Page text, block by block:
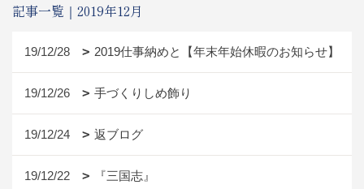
記事一覧｜2019年12月
19/12/28 2019仕事納めと【年末年始休暇のお知らせ】
19/12/26 手づくりしめ飾り
19/12/24 返ブログ
19/12/22 『三国志』